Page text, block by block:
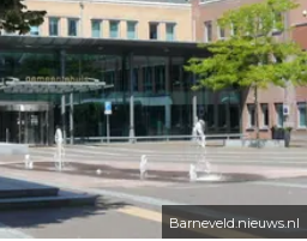
Barneveld.nieuws.nl